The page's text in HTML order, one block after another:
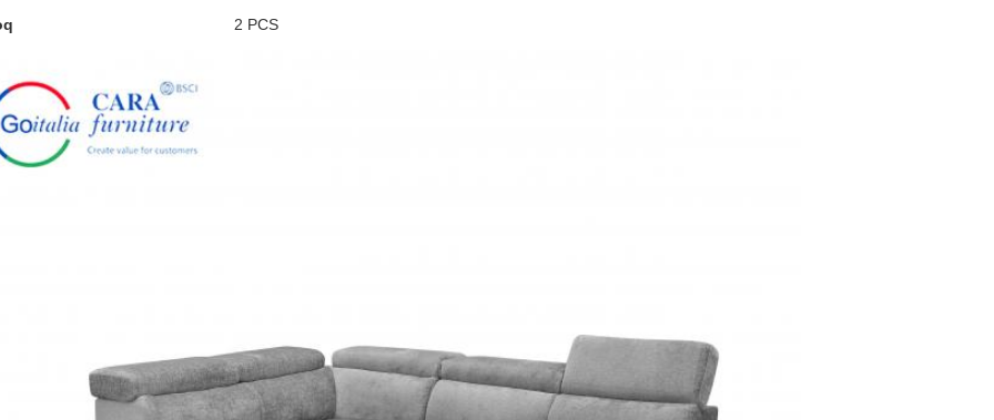
2 PCS